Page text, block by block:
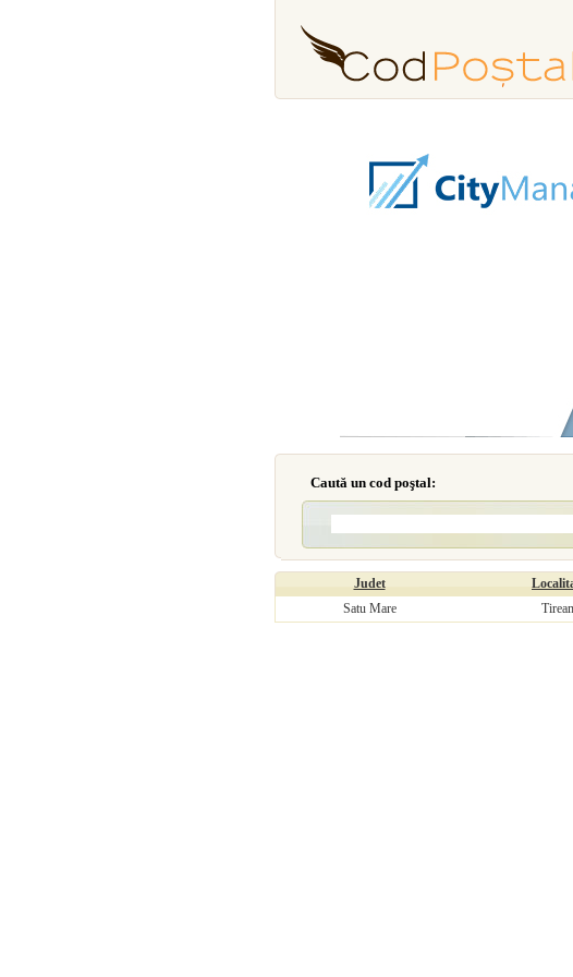
Caută un cod poştal:
Judet
Satu Mare